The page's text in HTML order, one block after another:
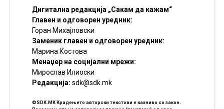
Дигитална редакција „Сакам да кажам“
Главен и одговорен уредник:
Горан Михајловски
Заменик главен и одговорен уредник:
Марина Костова
Менаџер на социјални мрежи:
Мирослав Илиоски
Редакцијa: sdk@sdk.mk
©SDK.MK Крадењето авторски текстови е казниво со закон.